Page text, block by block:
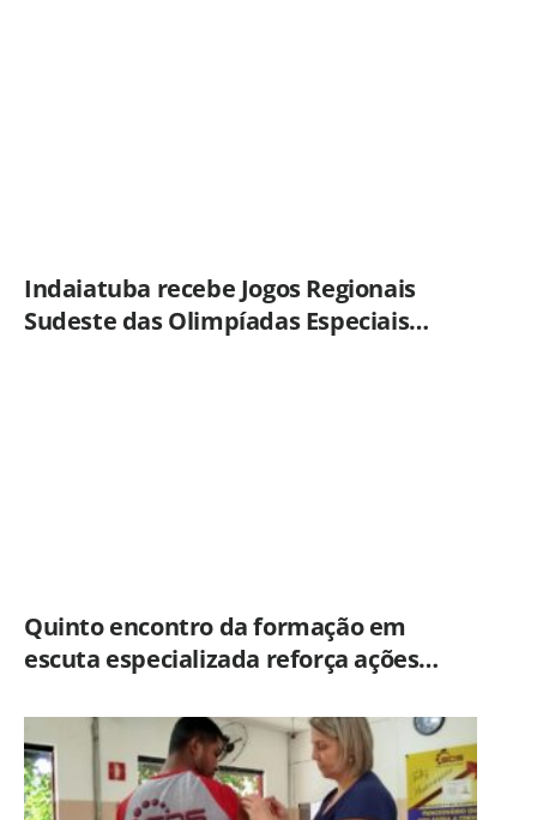
Indaiatuba recebe Jogos Regionais
Sudeste das Olimpíadas Especiais
Quinto encontro da formação em
escuta especializada reforça ações
adolescentes em Americana